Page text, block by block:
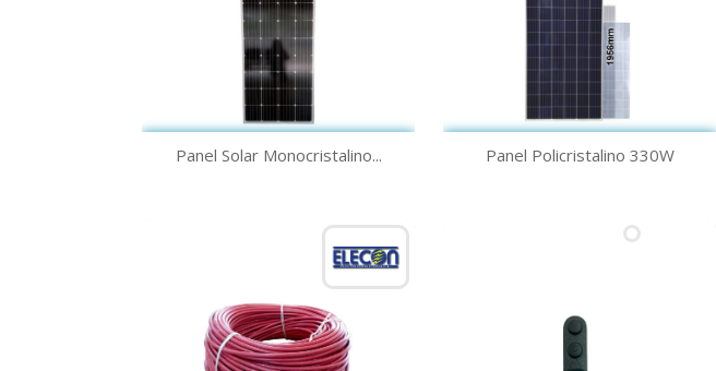
Vista rápida
Panel Solar Monocristalino... Vista rápida
Panel Policristalino 330W